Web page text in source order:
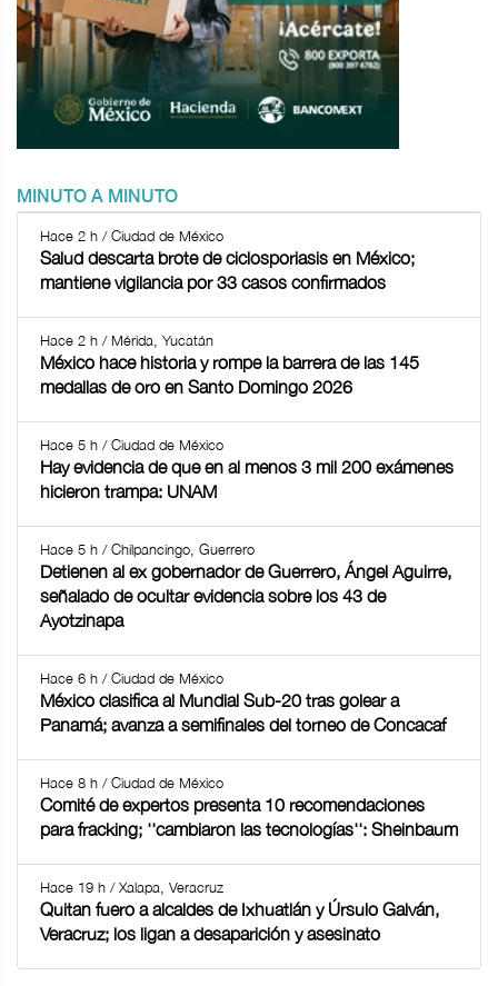
MINUTO A MINUTO
Hace 2 h / Ciudad de México
Salud descarta brote de ciclosporiasis en México;
mantiene vigilancia por 33 casos confirmados
Hace 2 h / Mérida, Yucatán
México hace historia y rompe la barrera de las 145
medallas de oro en Santo Domingo 2026
Hace 5 h / Ciudad de México
Hay evidencia de que en al menos 3 mil 200 exámenes
hicieron trampa: UNAM
Hace 5 h / Chilpancingo, Guerrero
Detienen al ex gobernador de Guerrero, Ángel Aguirre,
señalado de ocultar evidencia sobre los 43 de
Ayotzinapa
Hace 6 h / Ciudad de México
México clasifica al Mundial Sub-20 tras golear a
Panamá; avanza a semifinales del torneo de Concacaf
Hace 8 h / Ciudad de México
Comité de expertos presenta 10 recomendaciones
para fracking; ''cambiaron las tecnologías'': Sheinbaum
Hace 19 h / Xalapa, Veracruz
Quitan fuero a alcaldes de Ixhuatlán y Úrsulo Galván,
Veracruz; los ligan a desaparición y asesinato